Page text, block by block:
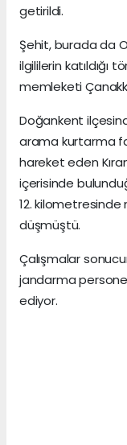
getirildi.
Şehit, burada da
ilgililerin katıldığı
memleketi
Doğankent
arama kurtarma
hareket eden
içerisinde
12.
düşmüştü.
Çalışmalar
jandarma
ediyor.